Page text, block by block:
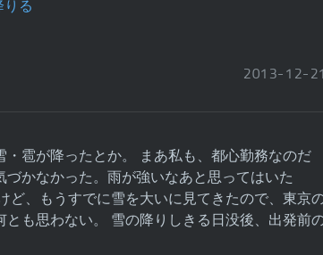
2013- 12- 21
・雹が降ったとか。 まあ私も、都心勤務なのだ
づかなかった。雨が強いなあと思ってはいた
ど、もうすでに雪を大いに見てきたので、東京
とも思わない。 雪の降りしきる日没後、出発前